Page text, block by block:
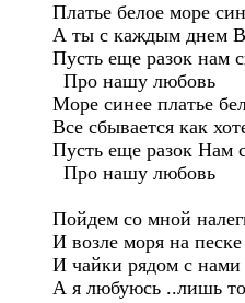
Платье белое море
А ты с каждым днем
Пусть еще разок нам
  Про нашу любовь
Море синее платье
Все сбывается как
Пусть еще разок Нам
  Про нашу любовь
Пойдем со мной
И возле моря на
И чайки рядом с
А я любуюсь ..лишь